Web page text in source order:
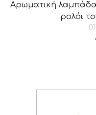
Αρωματική
ρολόι